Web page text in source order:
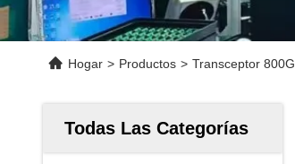
Hogar > Productos > Transceptor 800G
Todas Las Categorías